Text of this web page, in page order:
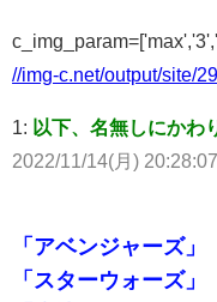
//img-c.net/output/site/
1: 以下、名無しにかわ
2022/11/14(月)
「アベンジャーズ」
「スターウォーズ」